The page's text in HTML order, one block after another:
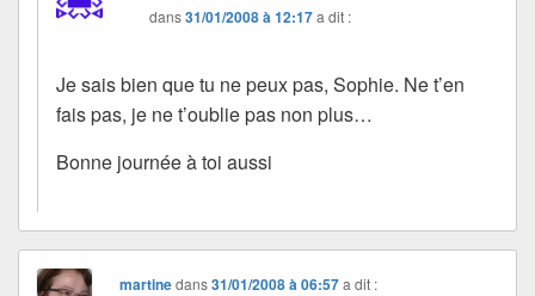
dans31/01/2008 à 12:17a dit :
Je sais bien que tu ne peux pas, Sophie. Ne t’en
fais pas, je ne t’oublie pas non plus…
Bonne journée à toi aussi
martinedans31/01/2008 à 06:57 a dit :